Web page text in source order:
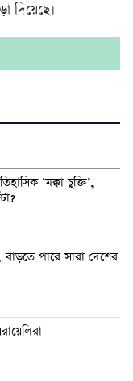
দিয়েছে।
‘মক্কা চুক্তি’,
পারে সারা দেশের